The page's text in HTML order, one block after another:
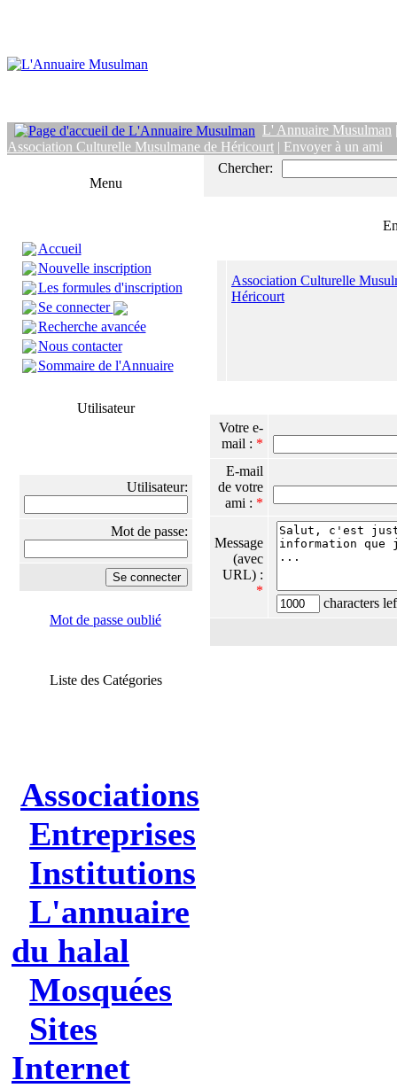
L' Annuaire Musulman
Association Culturelle Musulmane de Héricourt | Envoyer à un ami
Menu
Accueil
Nouvelle inscription
Les formules d'inscription
Se connecter
Recherche avancée
Nous contacter
Sommaire de l'Annuaire
Utilisateur
Utilisateur:
Mot de passe:
Mot de passe oublié
Liste des Catégories
Associations
Entreprises
Institutions
L'annuaire
du halal
Mosquées
Sites
Internet
Chercher:
Association Culturelle
Héricourt
Votre e-
mail : *
E-mail
de votre
ami : *
Message
(avec
URL) :
*
characters